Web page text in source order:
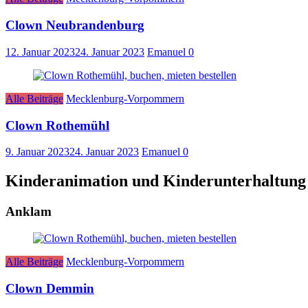
Clown Neubrandenburg
12. Januar 202324. Januar 2023 Emanuel 0
Alle Beiträge Mecklenburg-Vorpommern
Clown Rothemühl
9. Januar 202324. Januar 2023 Emanuel 0
Kinderanimation und
Anklam
Alle Beiträge Mecklenburg-Vorpommern
Clown Demmin